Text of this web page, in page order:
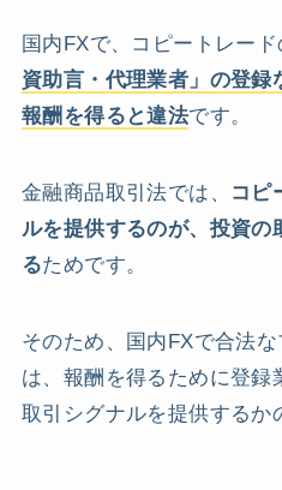
国内FXで、コピートレード
資助言・代理業者」の登録
報酬を得ると違法です。
金融商品取引法では、
コピ
ルを提供するのが、投資の
るためです。
そのため、国内FXで合法
は、報酬を得るために登録
取引シグナルを提供するか